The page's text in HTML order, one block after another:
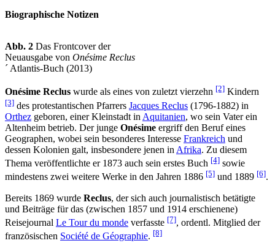
Biographische Notizen
Abb. 2 Das Frontcover der
Neuausgabe von Onésime Reclus
´ Atlantis-Buch (2013)
Onésime Reclus wurde als eines von zuletzt vierzehn [2] Kindern
[3] des protestantischen Pfarrers Jacques Reclus (1796-1882) in
Orthez geboren, einer Kleinstadt in Aquitanien, wo sein Vater ein
Altenheim betrieb. Der junge Onésime ergriff den Beruf eines
Geographen, wobei sein besonderes Interesse Frankreich und
dessen Kolonien galt, insbesondere jenen in Afrika. Zu diesem
Thema veröffentlichte er 1873 auch sein erstes Buch [4] sowie
mindestens zwei weitere Werke in den Jahren 1886 [5] und 1889 [6].
Bereits 1869 wurde Reclus, der sich auch journalistisch betätigte
und Beiträge für das (zwischen 1857 und 1914 erschienene)
Reisejournal Le Tour du monde verfasste [7], ordentl. Mitglied der
französischen Société de Géographie. [8]